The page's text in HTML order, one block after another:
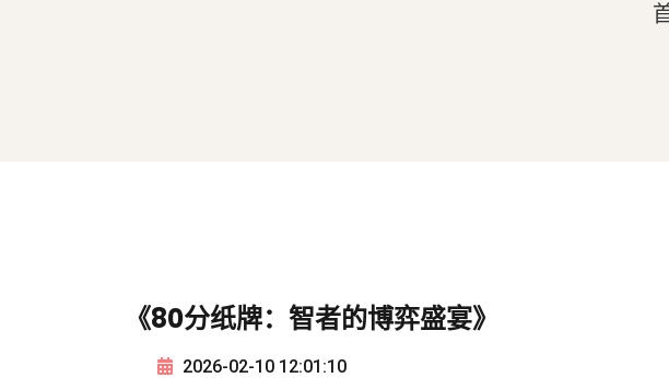
《80分纸牌：智者的博弈盛宴》
2026-02-10 12:01:10